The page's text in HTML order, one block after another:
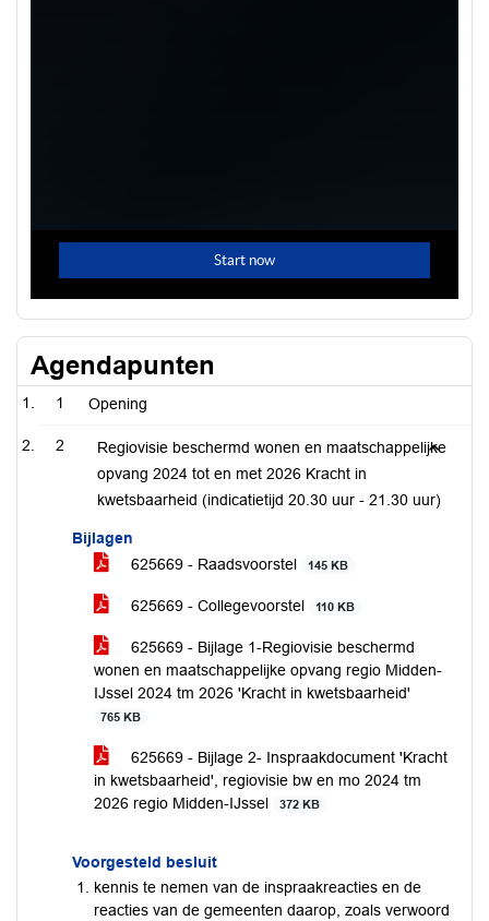
Agendapunten
1 Opening
2
Regiovisie beschermd wonen en maatschappelijke
opvang 2024 tot en met 2026 Kracht in
kwetsbaarheid (indicatietijd 20.30 uur - 21.30 uur)
Bijlagen
625669 - Raadsvoorstel
145 KB
625669 - Collegevoorstel 110 KB
625669 - Bijlage 1-Regiovisie beschermd
wonen en maatschappelijke opvang regio Midden-
IJssel 2024 tm 2026 'Kracht in kwetsbaarheid'
765 KB
625669 - Bijlage 2- Inspraakdocument 'Kracht
in kwetsbaarheid', regiovisie bw en mo 2024 tm
2026 regio Midden-IJssel
372 KB
Voorgesteld besluit
kennis te nemen van de inspraakreacties en de
reacties van de gemeenten daarop, zoals verwoord